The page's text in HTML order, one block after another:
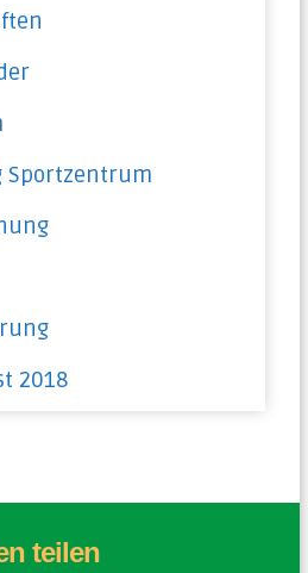
Sportzentrum
2018
teilen